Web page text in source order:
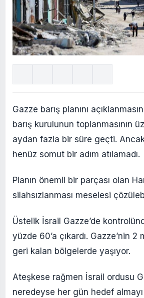
Gazze barış planını
barış kurulunun toplanmasının
aydan fazla bir süre geçti.
henüz somut bir adım atılamadı.
Planın önemli bir parçası olan
silahsızlanması meselesi
Üstelik İsrail Gazze’de
yüzde 60’a çıkardı. Gazze’nin
geri kalan bölgelerde yaşıyor.
Ateşkese rağmen İsrail ordusu
neredeyse her gün hedef